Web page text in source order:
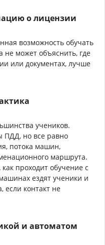
о лицензии
возможность обучать
не может объяснить, где
или документах, лучше
учеников.
ПДД, но все равно
потока машин,
маршрута.
проходит обучение с
ездят ученики и
если контакт не
и автоматом